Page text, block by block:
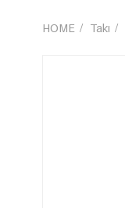
HOME / Takı /